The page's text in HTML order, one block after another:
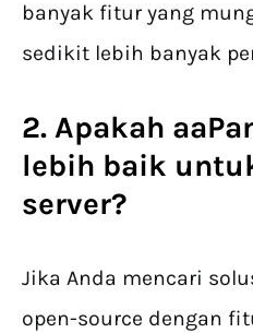
banyak fitur yang
sedikit lebih banyak
2. Apakah
lebih baik
server?
Jika Anda mencari
open-source dengan